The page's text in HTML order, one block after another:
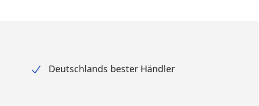
Deutschlands bester Händler